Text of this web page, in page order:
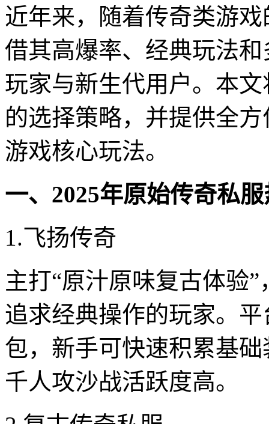
近年来，随着传奇类游
借其高爆率、经典玩法
玩家与新生代用户。本
的选择策略，并提供全
游戏核心玩法。
一、2025年原始传奇私
1.飞扬传奇
主打“原汁原味复古体验
追求经典操作的玩家。
包，新手可快速积累基
千人攻沙战活跃度高。